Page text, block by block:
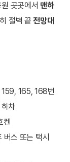
곳곳에서 맨하
절벽 끝전망대
159, 165, 168번
차
켄
스 또는 택시